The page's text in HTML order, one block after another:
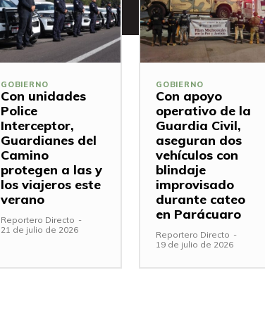
GOBIERNO
Con unidades
Police
Interceptor,
Guardianes del
Camino
protegen a las y
los viajeros este
verano
Reportero Directo -
21 de julio de 2026
GOBIERNO
Con apoyo
operativo de la
Guardia Civil,
aseguran dos
vehículos con
blindaje
improvisado
durante cateo
en Parácuaro
Reportero Directo -
19 de julio de 2026